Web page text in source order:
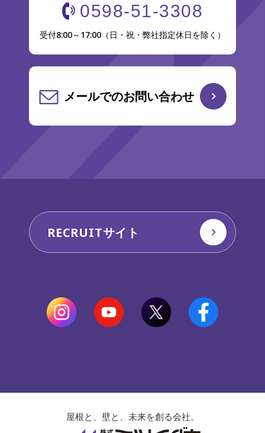
0598-51-3308
受付8:00～17:00（日・祝・弊社指定休日を除く）
メールでのお問い合わせ
RECRUITサイト
屋根と、壁と、未来を創る会社。